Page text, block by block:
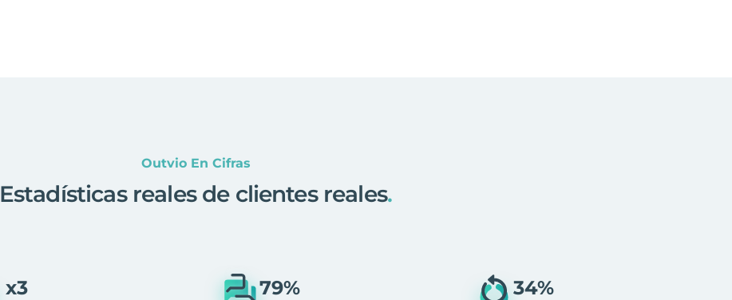
Outvio En Cifras
Estadísticas reales de clientes reales.
x3 79% 34%